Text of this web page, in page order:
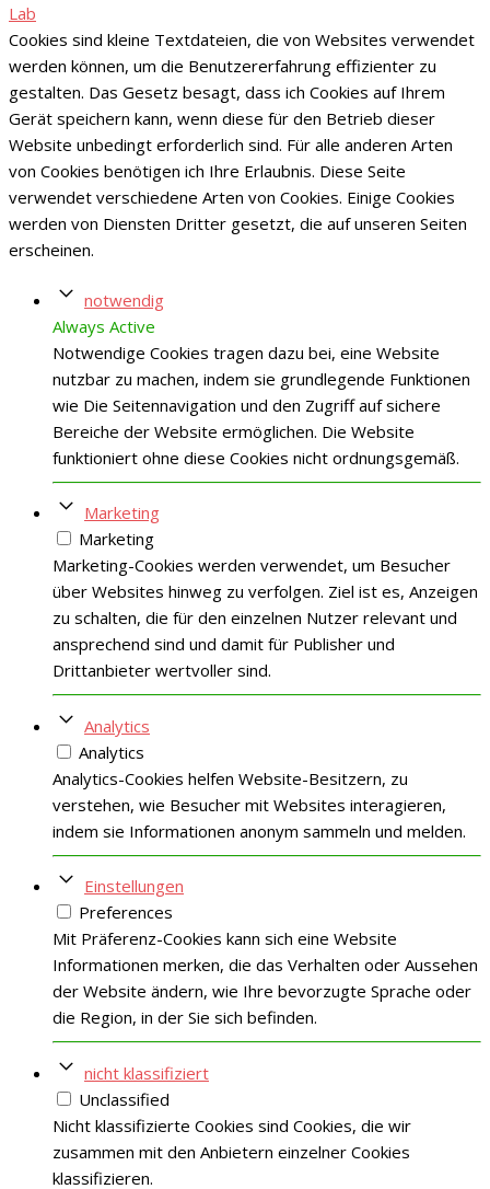
Lab
Cookies sind kleine Textdateien, die von Websites verwendet
werden können, um die Benutzererfahrung effizienter zu
gestalten. Das Gesetz besagt, dass ich Cookies auf Ihrem
Gerät speichern kann, wenn diese für den Betrieb dieser
Website unbedingt erforderlich sind. Für alle anderen Arten
von Cookies benötigen ich Ihre Erlaubnis. Diese Seite
verwendet verschiedene Arten von Cookies. Einige Cookies
werden von Diensten Dritter gesetzt, die auf unseren Seiten
erscheinen.
notwendig
Always Active
Notwendige Cookies tragen dazu bei, eine Website
nutzbar zu machen, indem sie grundlegende Funktionen
wie Die Seitennavigation und den Zugriff auf sichere
Bereiche der Website ermöglichen. Die Website
funktioniert ohne diese Cookies nicht ordnungsgemäß.
Marketing
Marketing
Marketing-Cookies werden verwendet, um Besucher
über Websites hinweg zu verfolgen. Ziel ist es, Anzeigen
zu schalten, die für den einzelnen Nutzer relevant und
ansprechend sind und damit für Publisher und
Drittanbieter wertvoller sind.
Analytics
Analytics
Analytics-Cookies helfen Website-Besitzern, zu
verstehen, wie Besucher mit Websites interagieren,
indem sie Informationen anonym sammeln und melden.
Einstellungen
Preferences
Mit Präferenz-Cookies kann sich eine Website
Informationen merken, die das Verhalten oder Aussehen
der Website ändern, wie Ihre bevorzugte Sprache oder
die Region, in der Sie sich befinden.
nicht klassifiziert
Unclassified
Nicht klassifizierte Cookies sind Cookies, die wir
zusammen mit den Anbietern einzelner Cookies
klassifizieren.